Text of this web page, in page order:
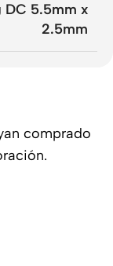
DC 5.5mm x
2.5mm
comprado